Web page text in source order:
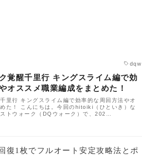
dqw
覚醒千里行 キングスライム編で効
オススメ職業編成をまとめた！
里行 キングスライム編で効率的な周回方法やオ
た！ こんにちは。今回のhitoiki（ひといき）な
トウォーク（DQウォーク）で、202…